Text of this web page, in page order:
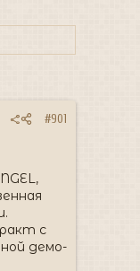
#901
с
демо-